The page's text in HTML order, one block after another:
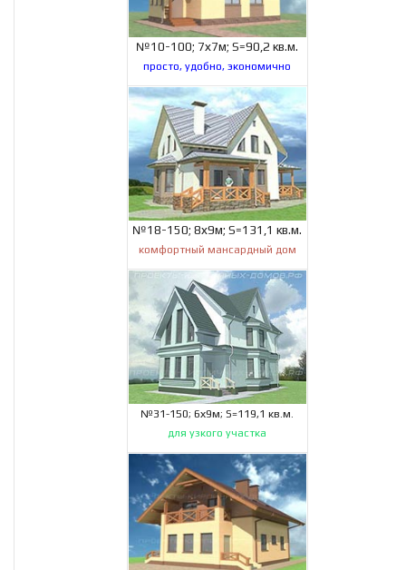
№10-100; 7х7м; S=90,2 кв.м.
просто, удобно, экономично
№18-150; 8х9м; S=131,1 кв.м.
комфортный мансардный дом
№31-150; 6х9м; S=119,1 кв.м.
для узкого участка